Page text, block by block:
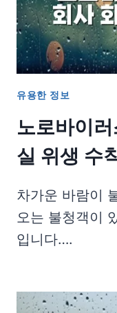
유용한 정보
노로바이
실 위생 수
차가운 바람이
오는 불청객이
입니다….